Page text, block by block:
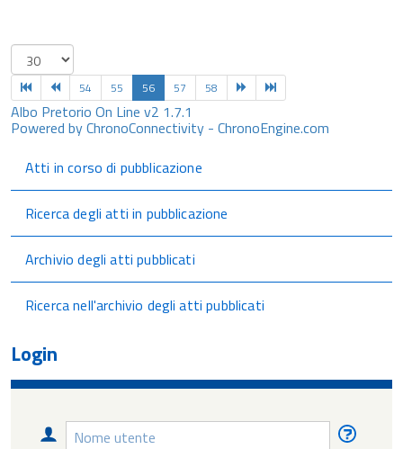
54 55 56 57 58
Albo Pretorio On Line v2 1.7.1
Powered by ChronoConnectivity - ChronoEngine.com
Atti in corso di pubblicazione
Ricerca degli atti in pubblicazione
Archivio degli atti pubblicati
Ricerca nell'archivio degli atti pubblicati
Login
Nome
utente